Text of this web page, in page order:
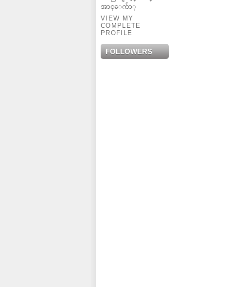
အာင္ေက်ာ္
VIEW MY
COMPLETE
PROFILE
FOLLOWERS